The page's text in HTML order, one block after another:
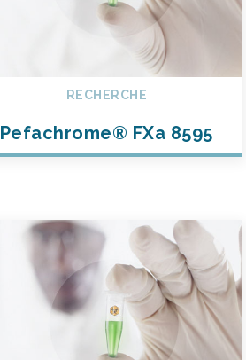
RECHERCHE
Pefachrome® FXa 8595